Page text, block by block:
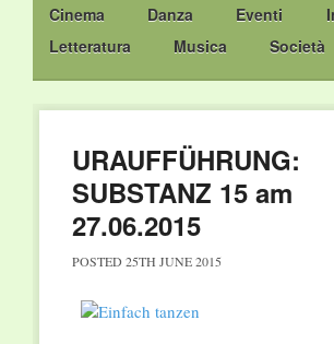
content
Cinema
Danza Eventi
Letteratura
Musica Società
URAUFFÜHRUNG:
SUBSTANZ 15 am
27.06.2015
POSTED 25TH JUNE 2015